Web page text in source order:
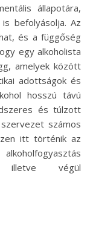
állapotára,
befolyásolja. Az
és a függőség
egy alkoholista
amelyek között
adottságok és
hosszú távú
és túlzott
számos
itt történik az
illetve végül